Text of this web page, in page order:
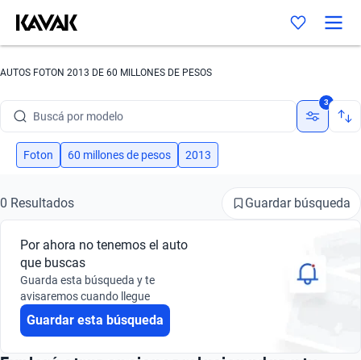
AUTOS FOTON 2013 DE 60 MILLONES DE PESOS
Buscá por modelo
Buscá por versión
Buscá por marca
Buscá por modelo
Buscá por versión
3
Foton 60 millones de pesos 2013
0 Resultados Guardar búsqueda
Por ahora no tenemos el auto
que buscas
Guarda esta búsqueda y te
avisaremos cuando llegue
Guardar esta búsqueda